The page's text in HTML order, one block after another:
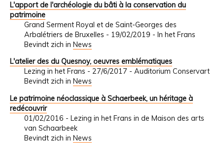
L'apport de l'archéologie du bâti à la conservation du
patrimoine
Grand Serment Royal et de Saint-Georges des
Arbalétriers de Bruxelles - 19/02/2019 - In het Frans
Bevindt zich in News
L'atelier des du Quesnoy, oeuvres emblématiques
Lezing in het Frans - 27/6/2017 - Auditorium Conservart
Bevindt zich in News
Le patrimoine néoclassique à Schaerbeek, un héritage à
redécouvrir
01/02/2016 - Lezing in het Frans in de Maison des arts
van Schaarbeek
Bevindt zich in News